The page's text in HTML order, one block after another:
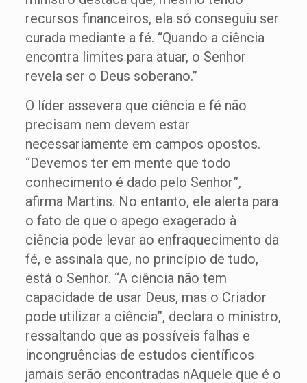
recursos financeiros, ela só conseguiu ser
curada mediante a fé. “Quando a ciência
encontra limites para atuar, o Senhor
revela ser o Deus soberano.”
O líder assevera que ciência e fé não
precisam nem devem estar
necessariamente em campos opostos.
“Devemos ter em mente que todo
conhecimento é dado pelo Senhor”,
afirma Martins. No entanto, ele alerta para
o fato de que o apego exagerado à
ciência pode levar ao enfraquecimento da
fé, e assinala que, no princípio de tudo,
está o Senhor. “A ciência não tem
capacidade de usar Deus, mas o Criador
pode utilizar a ciência”, declara o ministro,
ressaltando que as possíveis falhas e
incongruências de estudos científicos
jamais serão encontradas nAquele que é o